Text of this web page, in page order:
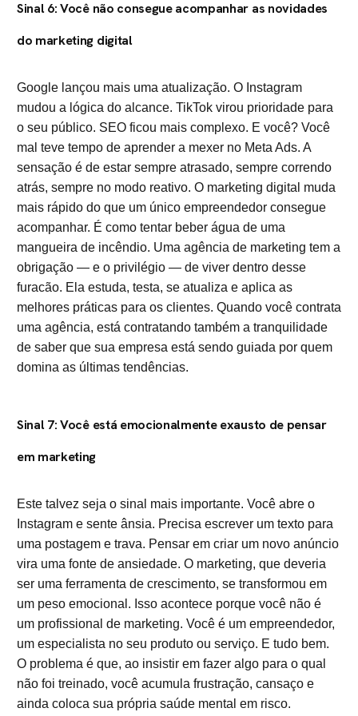
Sinal 6: Você não consegue acompanhar as novidades
do marketing digital
Google lançou mais uma atualização. O Instagram
mudou a lógica do alcance. TikTok virou prioridade para
o seu público. SEO ficou mais complexo. E você? Você
mal teve tempo de aprender a mexer no Meta Ads. A
sensação é de estar sempre atrasado, sempre correndo
atrás, sempre no modo reativo. O marketing digital muda
mais rápido do que um único empreendedor consegue
acompanhar. É como tentar beber água de uma
mangueira de incêndio. Uma agência de marketing tem a
obrigação — e o privilégio — de viver dentro desse
furacão. Ela estuda, testa, se atualiza e aplica as
melhores práticas para os clientes. Quando você contrata
uma agência, está contratando também a tranquilidade
de saber que sua empresa está sendo guiada por quem
domina as últimas tendências.
Sinal 7: Você está emocionalmente exausto de pensar
em marketing
Este talvez seja o sinal mais importante. Você abre o
Instagram e sente ânsia. Precisa escrever um texto para
uma postagem e trava. Pensar em criar um novo anúncio
vira uma fonte de ansiedade. O marketing, que deveria
ser uma ferramenta de crescimento, se transformou em
um peso emocional. Isso acontece porque você não é
um profissional de marketing. Você é um empreendedor,
um especialista no seu produto ou serviço. E tudo bem.
O problema é que, ao insistir em fazer algo para o qual
não foi treinado, você acumula frustração, cansaço e
ainda coloca sua própria saúde mental em risco.